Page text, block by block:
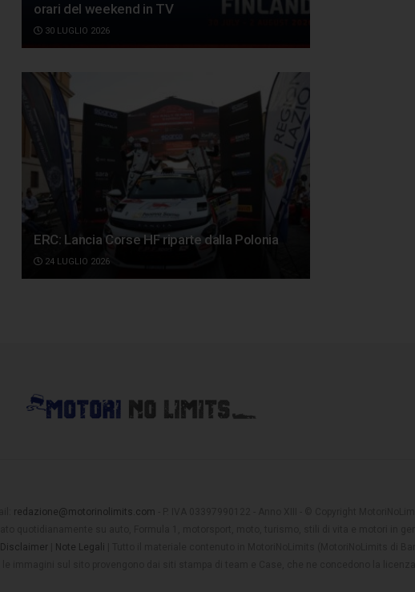
orari del weekend in TV
30 LUGLIO 2026
ERC: Lancia Corse HF riparte dalla Polonia
24 LUGLIO 2026
redazione@motorinolimits.com
Disclaimer Note Legali